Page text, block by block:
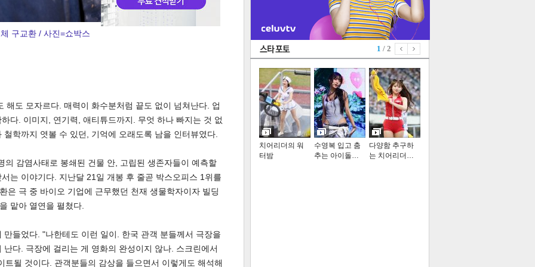
구교환 / 사진=쇼박스
해도 모자르다. 매력이 화수분처럼 끝도 없이 넘쳐난다. 업
다. 이미지, 연기력, 애티튜드까지. 무엇 하나 빠지는 것 없
학까지 엿볼 수 있던, 기억에 오래도록 남을 인터뷰였다.
의 감염사태로 봉쇄된 건물 안, 고립된 생존자들이 예측할
는 이야기다. 지난달 21일 개봉 후 줄곧 박스오피스 1위를
은 극 중 바이오 기업에 근무했던 천재 생물학자이자 빌딩
맡아 열연을 펼쳤다.
들었다. "나한테도 이런 일이. 한국 관객 분들께서 극장을
다. 극장에 걸리는 게 영화의 완성이지 않나. 스크린에서
트될 것이다. 관객분들의 감상을 들으면서 이렇게도 해석해
1 / 2
치어리더의 워
터밤
수영복 입고 춤
추는 아이돌…
다양함 추구하
는 치어리더…